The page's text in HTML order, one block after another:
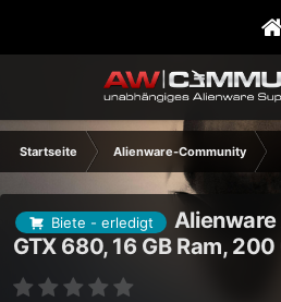
Startseite Alienware-Community
Biete - erledigt
Alienware
GTX 680, 16 GB Ram, 200